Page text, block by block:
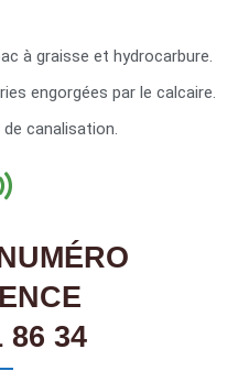
à graisse et hydrocarbure.
engorgées par le calcaire.
canalisation.
86 34